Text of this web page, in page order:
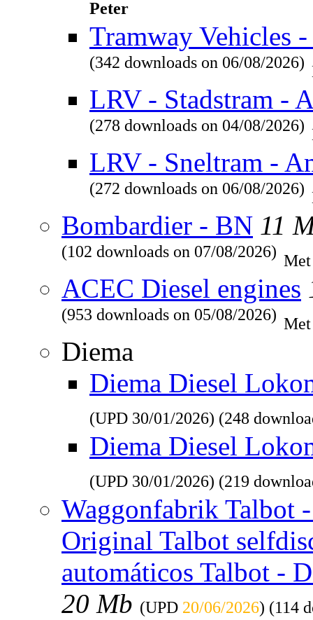
Peter
Tramway Vehicles
(342 downloads on 06/08/2026)
LRV - Stadstram -
(278 downloads on 04/08/2026)
LRV - Sneltram -
(272 downloads on 06/08/2026)
Bombardier - BN 11
(102 downloads on 07/08/2026)
ACEC Diesel engines
(953 downloads on 05/08/2026)
Diema
Diema Diesel
(UPD 30/01/2026) (248
Diema Diesel
(UPD 30/01/2026) (219
Waggonfabrik Talbot
Original Talbot
automáticos Talbot -
20 Mb (UPD 20/06/2026) (114